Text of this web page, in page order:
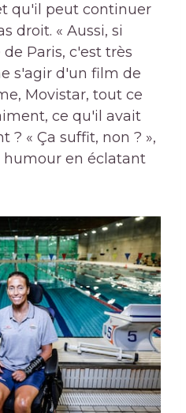
qu'il peut continuer
droit. « Aussi, si
Paris, c'est très
s'agir d'un film de
Movistar, tout ce
ce qu'il avait
? « Ça suffit, non ? »,
en éclatant